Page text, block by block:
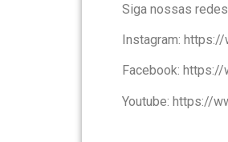
Siga nossas
Instagram:
Facebook:
Youtube: https://